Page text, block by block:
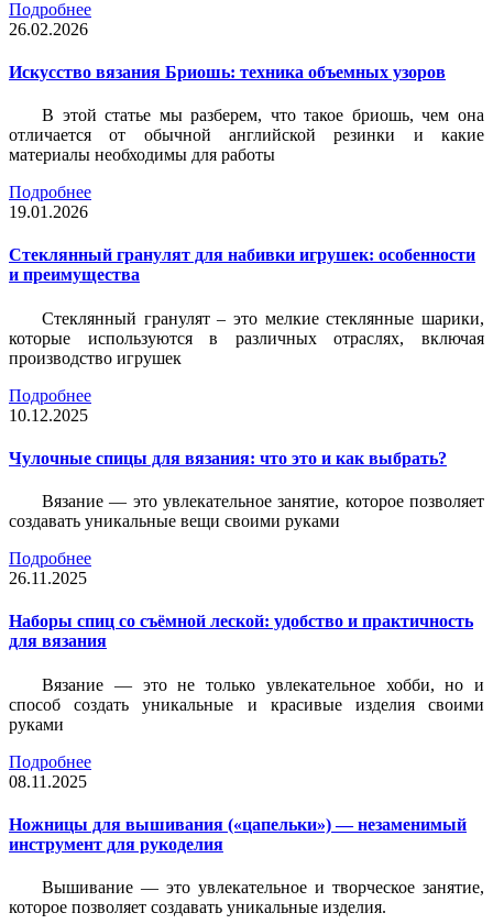
Подробнее
26.02.2026
Искусство вязания Бриошь: техника объемных узоров
В этой статье мы разберем, что такое бриошь, чем она
отличается от обычной английской резинки и какие
материалы необходимы для работы
Подробнее
19.01.2026
Стеклянный гранулят для набивки игрушек: особенности
и преимущества
Стеклянный гранулят – это мелкие стеклянные шарики,
которые используются в различных отраслях, включая
производство игрушек
Подробнее
10.12.2025
Чулочные спицы для вязания: что это и как выбрать?
Вязание — это увлекательное занятие, которое позволяет
создавать уникальные вещи своими руками
Подробнее
26.11.2025
Наборы спиц со съёмной леской: удобство и практичность
для вязания
Вязание — это не только увлекательное хобби, но и
способ создать уникальные и красивые изделия своими
руками
Подробнее
08.11.2025
Ножницы для вышивания («цапельки») — незаменимый
инструмент для рукоделия
Вышивание — это увлекательное и творческое занятие,
которое позволяет создавать уникальные изделия.